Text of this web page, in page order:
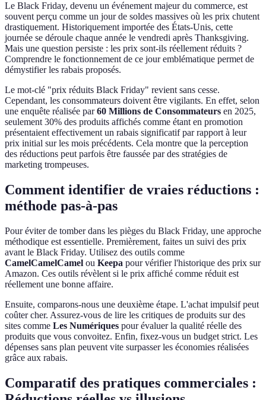
Le Black Friday, devenu un événement majeur du commerce, est
souvent perçu comme un jour de soldes massives où les prix chutent
drastiquement. Historiquement importée des États-Unis, cette
journée se déroule chaque année le vendredi après Thanksgiving.
Mais une question persiste : les prix sont-ils réellement réduits ?
Comprendre le fonctionnement de ce jour emblématique permet de
démystifier les rabais proposés.
Le mot-clé "prix réduits Black Friday" revient sans cesse.
Cependant, les consommateurs doivent être vigilants. En effet, selon
une enquête réalisée par60 Millions de Consommateurs en 2025,
seulement 30% des produits affichés comme étant en promotion
présentaient effectivement un rabais significatif par rapport à leur
prix initial sur les mois précédents. Cela montre que la perception
des réductions peut parfois être faussée par des stratégies de
marketing trompeuses.
Comment identifier de vraies réductions :
méthode pas-à-pas
Pour éviter de tomber dans les pièges du Black Friday, une approche
méthodique est essentielle. Premièrement, faites un suivi des prix
avant le Black Friday. Utilisez des outils comme
CamelCamelCamel ou Keepa pour vérifier l'historique des prix sur
Amazon. Ces outils révèlent si le prix affiché comme réduit est
réellement une bonne affaire.
Ensuite, comparons-nous une deuxième étape. L'achat impulsif peut
coûter cher. Assurez-vous de lire les critiques de produits sur des
sites comme Les Numériques pour évaluer la qualité réelle des
produits que vous convoitez. Enfin, fixez-vous un budget strict. Les
dépenses sans plan peuvent vite surpasser les économies réalisées
grâce aux rabais.
Comparatif des pratiques commerciales :